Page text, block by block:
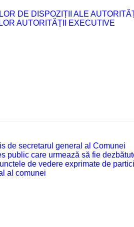
DE DISPOZIȚII ALE
AUTORITĂȚII EXECUTIVE
de secretarul general al Comunei
public care urmează să fie
de vedere exprimate de
al comunei